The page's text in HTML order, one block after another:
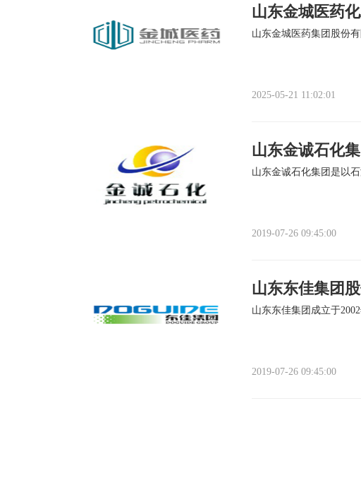
山东金城医药
山东金城医药集团股份
2025-05-21 11:02:01
山东金诚石化
山东金诚石化集团是以
2019-07-26 09:45:00
山东东佳集团
山东东佳集团成立于
2019-07-26 09:45:00